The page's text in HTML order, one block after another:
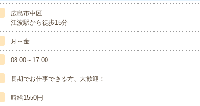
広島市中区
江波駅から徒歩15分
月～金
08:00～17:00
長期でお仕事できる方、大歓迎！
時給1550円